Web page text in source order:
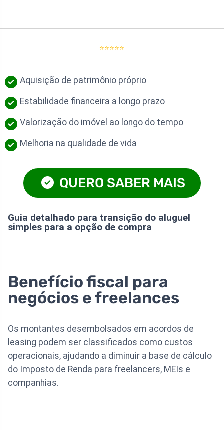
⭐⭐⭐⭐⭐
Aquisição de patrimônio próprio
Estabilidade financeira a longo prazo
Valorização do imóvel ao longo do tempo
Melhoria na qualidade de vida
QUERO SABER MAIS
Guia detalhado para transição do aluguel
simples para a opção de compra
Benefício fiscal para
negócios e freelances
Os montantes desembolsados em acordos de
leasing podem ser classificados como custos
operacionais, ajudando a diminuir a base de cálculo
do Imposto de Renda para freelancers, MEIs e
companhias.